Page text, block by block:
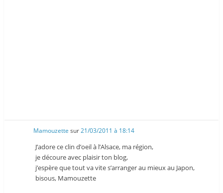
Mamouzette sur21/03/2011 à 18:14
J’adore ce clin d’oeil à l’Alsace, ma région,
je découre avec plaisir ton blog,
j’espère que tout va vite s’arranger au mieux au Japon,
bisous, Mamouzette